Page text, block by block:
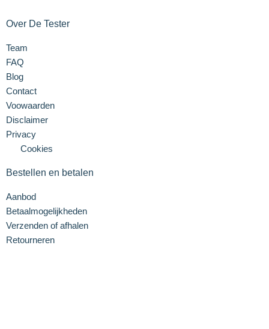
Over De Tester
Team
FAQ
Blog
Contact
Voowaarden
Disclaimer
Privacy
Cookies
Bestellen en betalen
Aanbod
Betaalmogelijkheden
Verzenden of afhalen
Retourneren